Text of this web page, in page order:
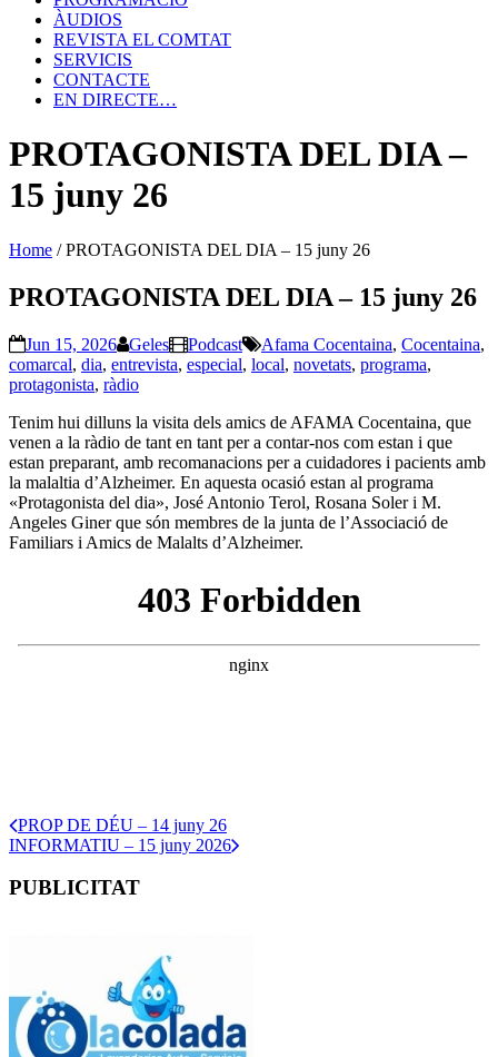
ÀUDIOS
REVISTA EL COMTAT
SERVICIS
CONTACTE
EN DIRECTE…
PROTAGONISTA DEL DIA –
15 juny 26
Home /PROTAGONISTA DEL DIA – 15 juny 26
PROTAGONISTA DEL DIA – 15 juny 26
Jun 15, 2026 Geles Podcast Afama Cocentaina, Cocentaina,
comarcal, dia, entrevista, especial, local, novetats, programa,
protagonista, ràdio
Tenim hui dilluns la visita dels amics de AFAMA Cocentaina, que
venen a la ràdio de tant en tant per a contar-nos com estan i que
estan preparant, amb recomanacions per a cuidadores i pacients amb
la malaltia d’Alzheimer. En aquesta ocasió estan al programa
«Protagonista del dia», José Antonio Terol, Rosana Soler i M.
Angeles Giner que són membres de la junta de l’Associació de
Familiars i Amics de Malalts d’Alzheimer.
PROP DE DÉU – 14 juny 26
INFORMATIU – 15 juny 2026
PUBLICITAT